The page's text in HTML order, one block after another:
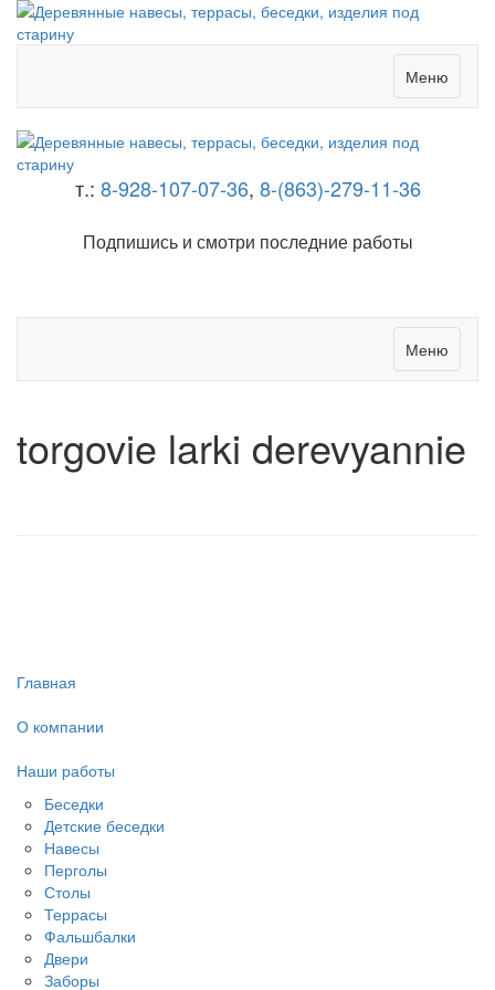
Меню
т.: 8-928-107-07-36, 8-(863)-279-11-36
Подпишись и смотри последние работы
Меню
torgovie larki derevyannie
Главная
О компании
Наши работы
Беседки
Детские беседки
Навесы
Перголы
Столы
Террасы
Фальшбалки
Двери
Заборы